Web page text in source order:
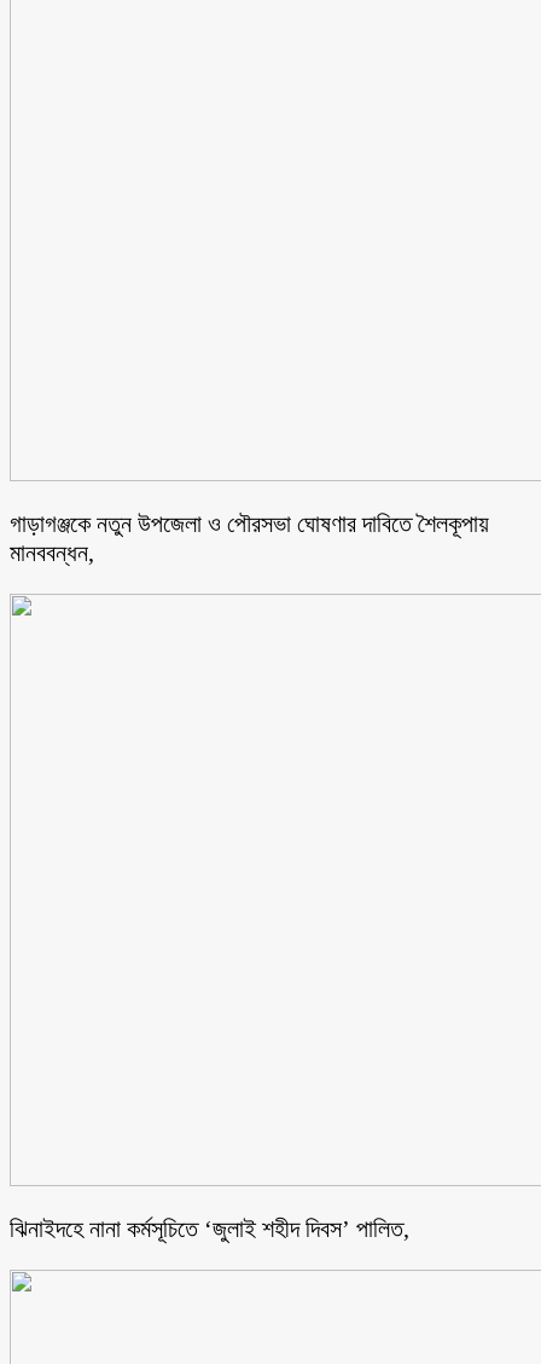
গাড়াগঞ্জকে নতুন উপজেলা ও পৌরসভা ঘোষণার দাবিতে শৈলকূপায়
মানববন্ধন,
ঝিনাইদহে নানা কর্মসূচিতে ‘জুলাই শহীদ দিবস’ পালিত,